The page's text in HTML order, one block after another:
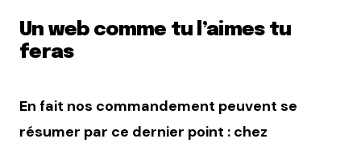
Un web comme tu l’aimes tu
feras
En fait nos commandement peuvent se
résumer par ce dernier point : chez